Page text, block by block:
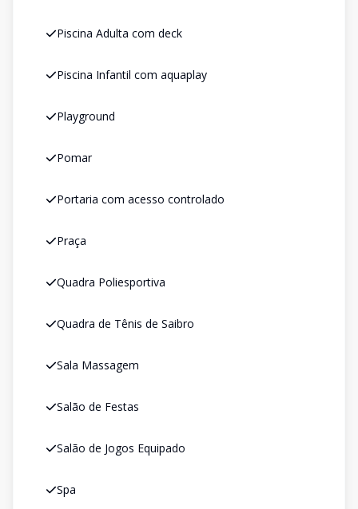
Piscina Adulta com deck
Piscina Infantil com aquaplay
Playground
Pomar
Portaria com acesso controlado
Praça
Quadra Poliesportiva
Quadra de Tênis de Saibro
Sala Massagem
Salão de Festas
Salão de Jogos Equipado
Spa